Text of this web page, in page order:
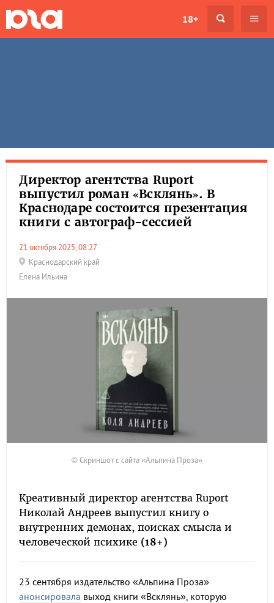
18+
Директор агентства Ruport
выпустил роман «Всклянь». В
Краснодаре состоится презентация
книги с автограф-сессией
21 октября 2025, 08:27
Краснодарский край
Елена Ильина
© Скриншот с сайта «Альпина Проза»
Креативный директор агентства Ruport
Николай Андреев выпустил книгу о
внутренних демонах, поисках смысла и
человеческой психике (18+)
23 сентября издательство «Альпина Проза»
анонсировала выход книги «Всклянь», которую